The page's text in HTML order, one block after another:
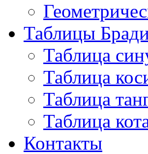
Таблицы
Таблица
Таблица
Таблица
Таблица
Контакты